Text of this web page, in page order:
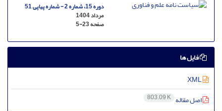
دوره 15، شماره 2 - شماره پیاپی 51
مرداد 1404
صفحه5-23
فایل ها
اصل مقاله 803.09 K